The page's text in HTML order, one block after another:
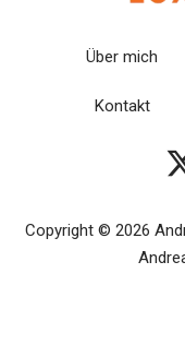
Über mich
Kontakt
Copyright © 2026